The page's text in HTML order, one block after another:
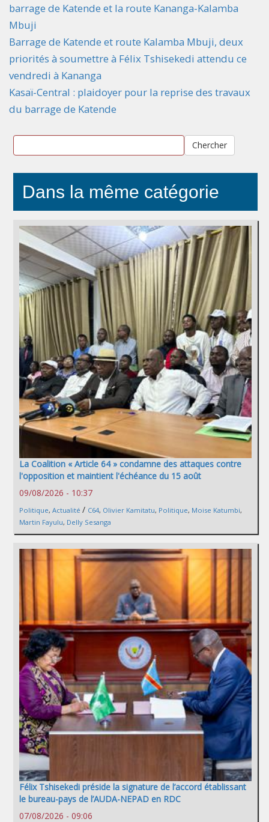
barrage de Katende et la route Kananga-Kalamba
Mbuji
Barrage de Katende et route Kalamba Mbuji, deux
priorités à soumettre à Félix Tshisekedi attendu ce
vendredi à Kananga
Kasaï-Central : plaidoyer pour la reprise des travaux
du barrage de Katende
Chercher
Dans la même catégorie
La Coalition « Article 64 » condamne des attaques contre
l'opposition et maintient l'échéance du 15 août
09/08/2026 - 10:37
Politique, Actualité / C64, Olivier Kamitatu, Politique, Moise Katumbi,
Martin Fayulu, Delly Sesanga
Félix Tshisekedi préside la signature de l’accord établissant
le bureau-pays de l’AUDA-NEPAD en RDC
07/08/2026 - 09:06